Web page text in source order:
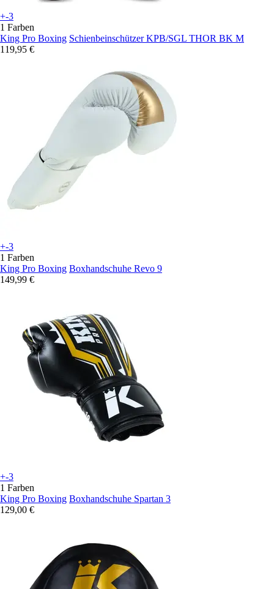
+-3
1 Farben
King Pro Boxing Schienbeinschützer KPB/SGL THOR BK M
119,95 €
+-3
1 Farben
King Pro Boxing Boxhandschuhe Revo 9
149,99 €
+-3
1 Farben
King Pro Boxing Boxhandschuhe Spartan 3
129,00 €